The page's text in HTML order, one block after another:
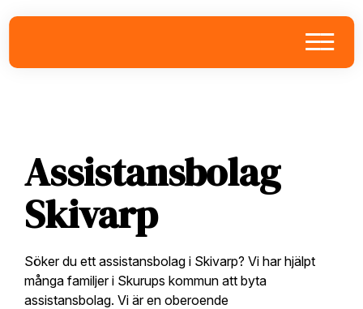
to
navigation
to
content
to
Assistansbolag
Skivarp
Söker du ett assistansbolag i Skivarp? Vi har hjälpt
många familjer i Skurups kommun att byta
assistansbolag. Vi är en oberoende